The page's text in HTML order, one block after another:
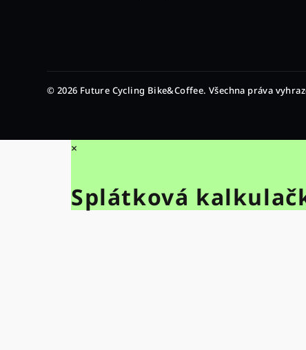
© 2026 Future Cycling Bike&Coffee. Všechna práva
×
Splátková